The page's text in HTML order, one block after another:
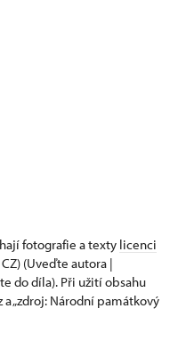
fotografie a texty licenci
CZ) (Uveďte autora |
do díla). Při užití obsahu
„zdroj: Národní památkový